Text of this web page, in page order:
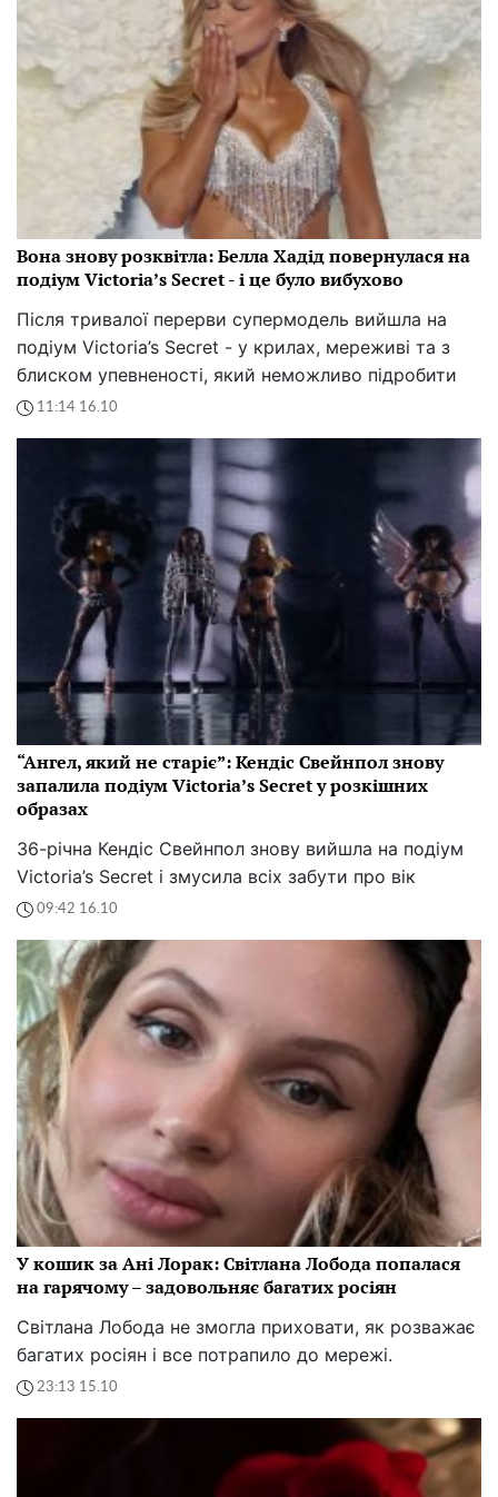
Вона знову розквітла: Белла Хадід повернулася на
подіум Victoria’s Secret - і це було вибухово
Після тривалої перерви супермодель вийшла на
подіум Victoria’s Secret - у крилах, мереживі та з
блиском упевненості, який неможливо підробити
11:14 16.10
“Ангел, який не старіє”: Кендіс Свейнпол знову
запалила подіум Victoria’s Secret у розкішних
образах
36-річна Кендіс Свейнпол знову вийшла на подіум
Victoria’s Secret і змусила всіх забути про вік
09:42 16.10
У кошик за Ані Лорак: Світлана Лобода попалася
на гарячому – задовольняє багатих росіян
Світлана Лобода не змогла приховати, як розважає
багатих росіян і все потрапило до мережі.
23:13 15.10